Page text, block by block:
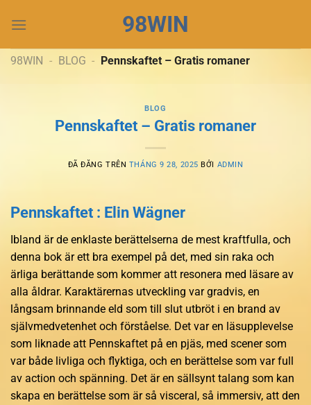
đến
dung
98WIN
98WIN - BLOG - Pennskaftet – Gratis romaner
BLOG
Pennskaftet – Gratis romaner
ĐÃ ĐĂNG TRÊN THÁNG 9 28, 2025 BỞI ADMIN
Pennskaftet : Elin Wägner
Ibland är de enklaste berättelserna de mest kraftfulla, och
denna bok är ett bra exempel på det, med sin raka och
ärliga berättande som kommer att resonera med läsare av
alla åldrar. Karaktärernas utveckling var gradvis, en
långsam brinnande eld som till slut utbröt i en brand av
självmedvetenhet och förståelse. Det var en läsupplevelse
som liknade att Pennskaftet på en pjäs, med scener som
var både livliga och flyktiga, och en berättelse som var full
av action och spänning. Det är en sällsynt talang som kan
skapa en berättelse som är så visceral, så immersiv, att den